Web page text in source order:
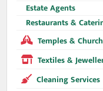
Estate Agents
Restaurants &
Temples &
Textiles &
Cleaning Services